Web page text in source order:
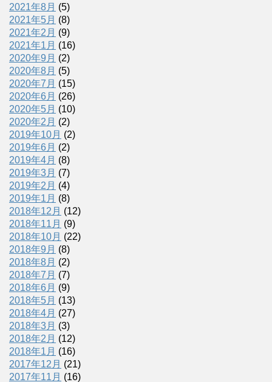
2021年8月 (5)
2021年5月 (8)
2021年2月 (9)
2021年1月 (16)
2020年9月 (2)
2020年8月 (5)
2020年7月 (15)
2020年6月 (26)
2020年5月 (10)
2020年2月 (2)
2019年10月 (2)
2019年6月 (2)
2019年4月 (8)
2019年3月 (7)
2019年2月 (4)
2019年1月 (8)
2018年12月 (12)
2018年11月 (9)
2018年10月 (22)
2018年9月 (8)
2018年8月 (2)
2018年7月 (7)
2018年6月 (9)
2018年5月 (13)
2018年4月 (27)
2018年3月 (3)
2018年2月 (12)
2018年1月 (16)
2017年12月 (21)
2017年11月 (16)